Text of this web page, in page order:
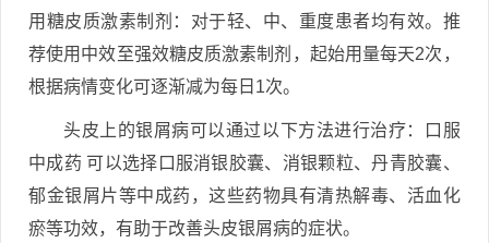
用糖皮质激素制剂：对于轻、中、重度患者均有效。推
荐使用中效至强效糖皮质激素制剂，起始用量每天2次，
根据病情变化可逐渐减为每日1次。
头皮上的银屑病可以通过以下方法进行治疗：口服
中成药 可以选择口服消银胶囊、消银颗粒、丹青胶囊、
郁金银屑片等中成药，这些药物具有清热解毒、活血化
瘀等功效，有助于改善头皮银屑病的症状。